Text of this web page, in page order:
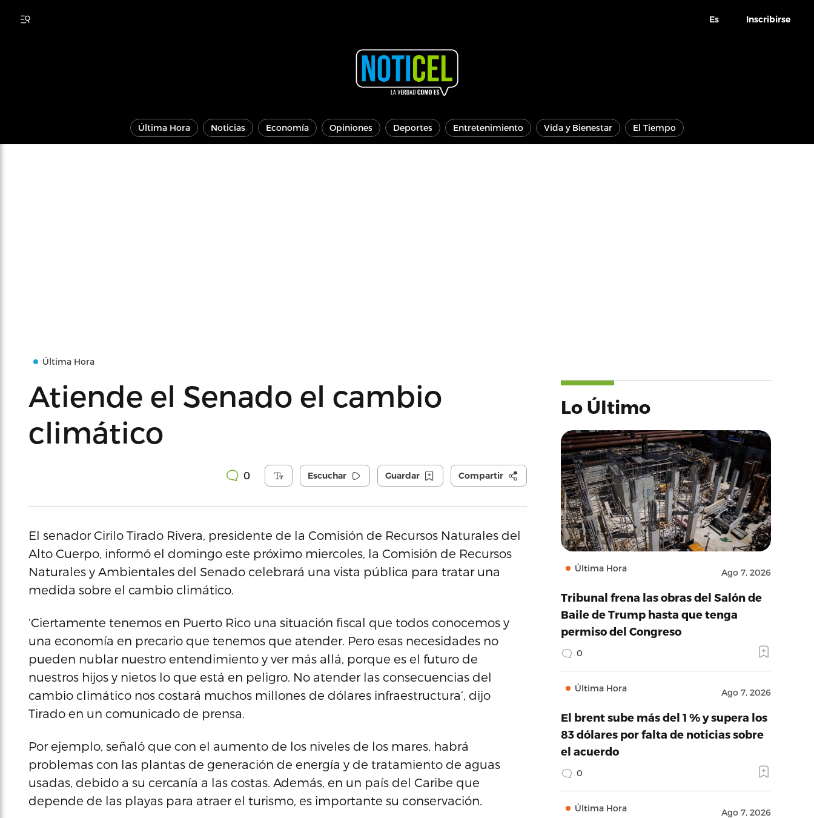
Es Inscribirse
Última Hora Noticias Economía Opiniones Deportes Entretenimiento Vida y Bienestar El Tiempo
Última Hora
Atiende el Senado el cambio
climático
0 Escuchar Guardar Compartir
El senador Cirilo Tirado Rivera, presidente de la Comisión de Recursos Naturales del
Alto Cuerpo, informó el domingo este próximo miercoles, la Comisión de Recursos
Naturales y Ambientales del Senado celebrará una vista pública para tratar una
medida sobre el cambio climático.
‘Ciertamente tenemos en Puerto Rico una situación fiscal que todos conocemos y
una economía en precario que tenemos que atender. Pero esas necesidades no
pueden nublar nuestro entendimiento y ver más allá, porque es el futuro de
nuestros hijos y nietos lo que está en peligro. No atender las consecuencias del
cambio climático nos costará muchos millones de dólares infraestructura’, dijo
Tirado en un comunicado de prensa.
Por ejemplo, señaló que con el aumento de los niveles de los mares, habrá
problemas con las plantas de generación de energía y de tratamiento de aguas
usadas, debido a su cercanía a las costas. Además, en un país del Caribe que
depende de las playas para atraer el turismo, es importante su conservación.
Lo Último
Última Hora Ago 7, 2026
Tribunal frena las obras del Salón de
Baile de Trump hasta que tenga
permiso del Congreso
0
Última Hora Ago 7, 2026
El brent sube más del 1 % y supera los
83 dólares por falta de noticias sobre
el acuerdo
0
Última Hora Ago 7, 2026